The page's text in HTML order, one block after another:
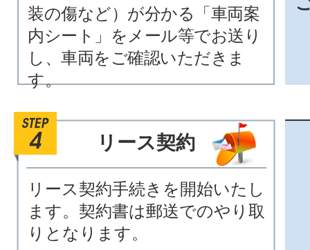
装の傷など）が分かる「車両案
内シート」をメール等でお送り
し、車両をご確認いただきま
す。
リース契約
リース契約手続きを開始いたし
ます。契約書は郵送でのやり取
りとなります。